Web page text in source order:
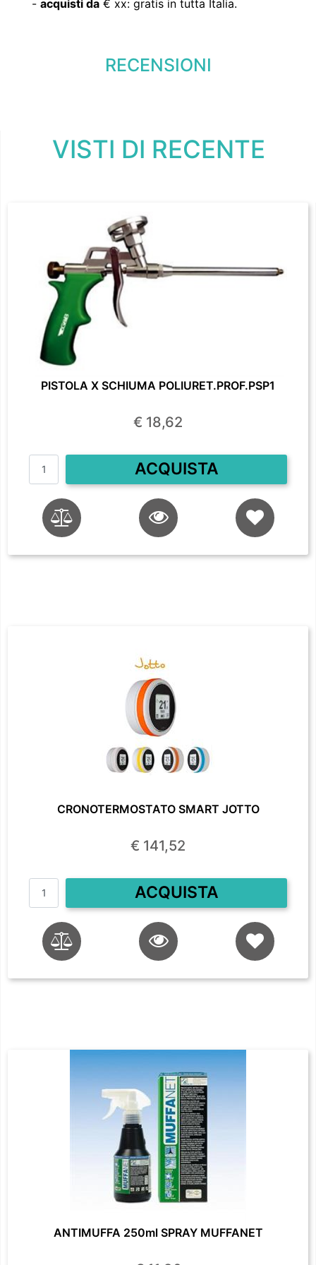
- acquisti da € xx: gratis in tutta Italia.
RECENSIONI
VISTI DI RECENTE
PISTOLA X SCHIUMA POLIURET.PROF.PSP1
€ 18,62
Quantità
ACQUISTA
CRONOTERMOSTATO SMART JOTTO
€ 141,52
Quantità
ACQUISTA
ANTIMUFFA 250ml SPRAY MUFFANET